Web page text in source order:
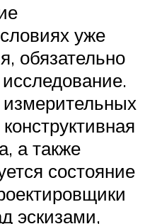
уже
обязательно
а также
состояние
эскизами,